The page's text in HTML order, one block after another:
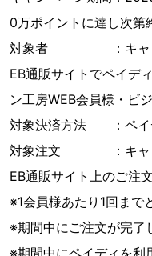
0万ポイントに達し次第
対象者 ：キャンペ
EB通販サイトでペイデ
ン工房WEB会員様・ビ
対象決済方法 ：ペイ
対象注文 ：キャン
EB通販サイト上のご注文
※1会員様あたり1回まで
※期間中にご注文が完了